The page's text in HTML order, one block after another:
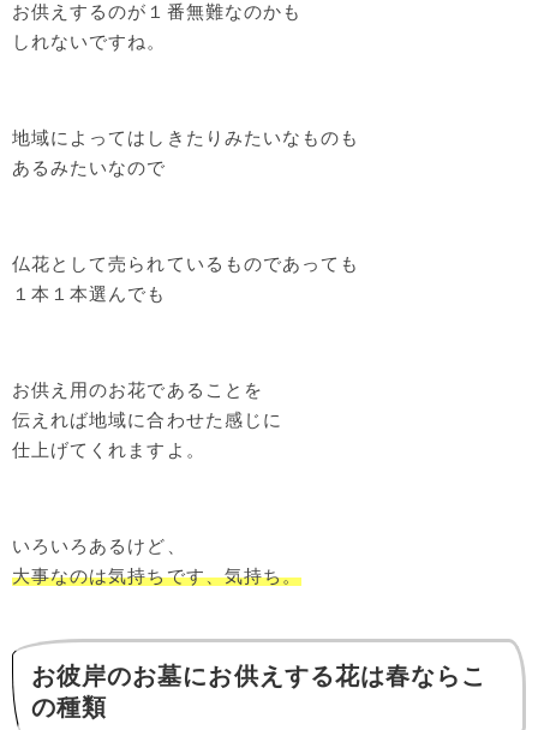
お供えするのが１番無難なのかも
しれないですね。
地域によってはしきたりみたいなものも
あるみたいなので
仏花として売られているものであっても
１本１本選んでも
お供え用のお花であることを
伝えれば地域に合わせた感じに
仕上げてくれますよ。
いろいろあるけど、
大事なのは気持ちです、気持ち。
お彼岸のお墓にお供えする花は春ならこ
の種類